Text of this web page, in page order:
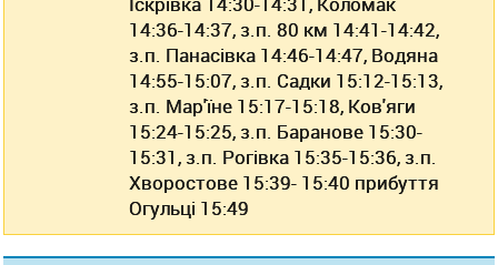
14:36-14:37, з.п. 80 км 14:41-14:42,
з.п. Панасівка 14:46-14:47, Водяна
14:55-15:07, з.п. Садки 15:12-15:13,
з.п. Мар'їне 15:17-15:18, Ков'яги
15:24-15:25, з.п. Баранове 15:30-
15:31, з.п. Рогівка 15:35-15:36, з.п.
Хворостове 15:39- 15:40 прибуття
Огульці 15:49